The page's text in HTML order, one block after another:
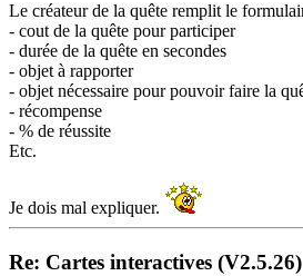
Le créateur de la quête remplit le
- cout de la quête pour participer
- durée de la quête en secondes
- objet à rapporter
- objet nécessaire pour pouvoir faire la
- récompense
- % de réussite
Etc.
Je dois mal expliquer.
Re: Cartes interactives (V2.5.26)